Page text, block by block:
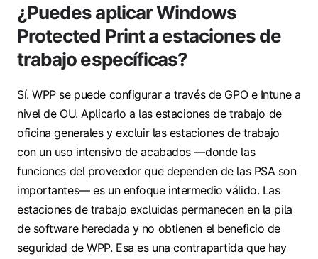
¿Puedes aplicar Windows
Protected Print a estaciones de
trabajo específicas?
Sí. WPP se puede configurar a través de GPO e Intune a
nivel de OU. Aplicarlo a las estaciones de trabajo de
oficina generales y excluir las estaciones de trabajo
con un uso intensivo de acabados —donde las
funciones del proveedor que dependen de las PSA son
importantes— es un enfoque intermedio válido. Las
estaciones de trabajo excluidas permanecen en la pila
de software heredada y no obtienen el beneficio de
seguridad de WPP. Esa es una contrapartida que hay